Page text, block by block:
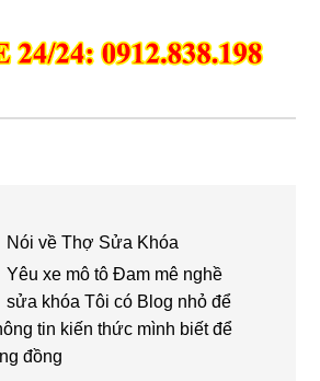
Nói vềThợ Sửa Khóa
Yêu xe mô tô Đam mê nghề
sửa khóa Tôi có Blog nhỏ để
tin kiến thức mình biết để
đồng